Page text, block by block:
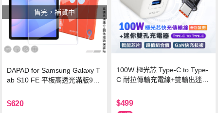
售完，補貨中
DAPAD for Samsung Galaxy T
ab S10 FE 平板高透光滿版9H
$620
100W 極光芯 Type-C to Type-
C 耐拉傳輸充電線+雙輸出迷你
$499